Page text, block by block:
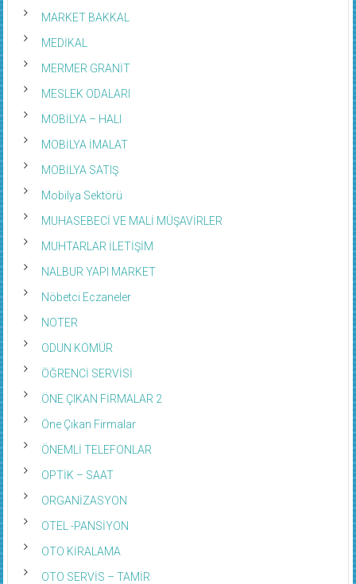
MARKET BAKKAL
MEDİKAL
MERMER GRANİT
MESLEK ODALARI
MOBİLYA – HALI
MOBİLYA İMALAT
MOBİLYA SATIŞ
Mobilya Sektörü
MUHASEBECİ VE MALİ MÜŞAVİRLER
MUHTARLAR İLETİŞİM
NALBUR YAPI MARKET
Nöbetci Eczaneler
NOTER
ODUN KÖMÜR
ÖĞRENCİ SERVİSİ
ÖNE ÇIKAN FİRMALAR 2
Öne Çıkan Firmalar
ÖNEMLİ TELEFONLAR
OPTİK – SAAT
ORGANİZASYON
OTEL -PANSİYON
OTO KİRALAMA
OTO SERVİS – TAMİR